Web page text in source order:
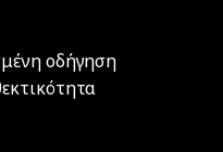
οδήγηση